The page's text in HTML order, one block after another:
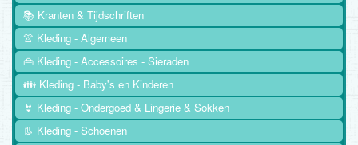
📚 Kranten & Tijdschriften
👚 Kleding - Algemeen
👜 Kleding - Accessoires - Sieraden
👪 Kleding - Baby's en Kinderen
👙 Kleding - Ondergoed & Lingerie & Sokken
👢 Kleding - Schoenen